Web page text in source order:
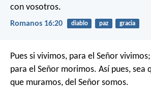
con vosotros.
Romanos 16:20 diablo paz gracia
Pues si vivimos, para el Señor
para el Señor morimos. Así pues, sea
que muramos, del Señor somos.